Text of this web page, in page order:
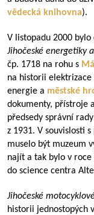
vědecká knihovna).
V listopadu 2000 bylo
Jihočeské energetiky
čp. 1718 na rohu s
na historii elektrizace
energie a městské
dokumenty, přístroje
předsedy správní
z 1931. V souvislosti
muselo být muzeum
najít a tak bylo v roce
do science centra
Jihočeské
historii jednostopých